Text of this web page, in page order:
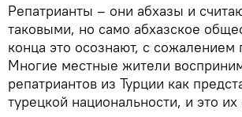
Репатрианты – они абхазы и
таковыми, но само абхазское
конца это осознают, с сожалением
Многие местные жители
репатриантов из Турции как
турецкой национальности, и это